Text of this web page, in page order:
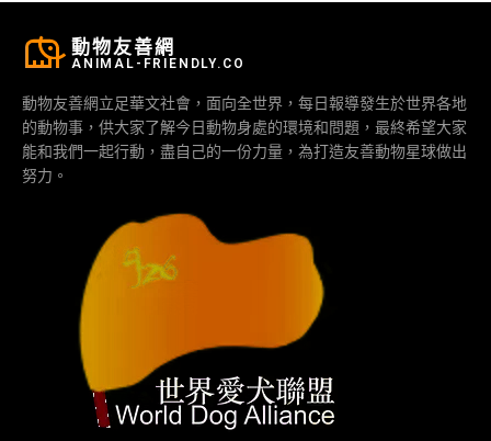
動物友善網
ANIMAL-FRIENDLY.CO
動物友善網立足華文社會，面向全世界，每日報導發生於世界各地
的動物事，供大家了解今日動物身處的環境和問題，最終希望大家
能和我們一起行動，盡自己的一份力量，為打造友善動物星球做出
努力。